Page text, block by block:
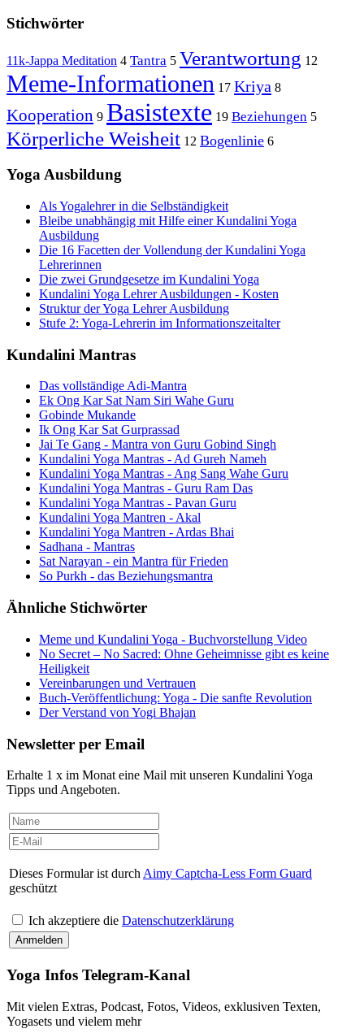
Stichwörter
11k-Jappa Meditation 4 Tantra 5 Verantwortung 12
Meme-Informationen 17 Kriya 8
Kooperation 9 Basistexte 19 Beziehungen 5
Körperliche Weisheit 12 Bogenlinie 6
Yoga Ausbildung
Als Yogalehrer in die Selbständigkeit
Bleibe unabhängig mit Hilfe einer Kundalini Yoga
Ausbildung
Die 16 Facetten der Vollendung der Kundalini Yoga
Lehrerinnen
Die zwei Grundgesetze im Kundalini Yoga
Kundalini Yoga Lehrer Ausbildungen - Kosten
Struktur der Yoga Lehrer Ausbildung
Stufe 2: Yoga-Lehrerin im Informationszeitalter
Kundalini Mantras
Das vollständige Adi-Mantra
Ek Ong Kar Sat Nam Siri Wahe Guru
Gobinde Mukande
Ik Ong Kar Sat Gurprassad
Jai Te Gang - Mantra von Guru Gobind Singh
Kundalini Yoga Mantras - Ad Gureh Nameh
Kundalini Yoga Mantras - Ang Sang Wahe Guru
Kundalini Yoga Mantras - Guru Ram Das
Kundalini Yoga Mantras - Pavan Guru
Kundalini Yoga Mantren - Akal
Kundalini Yoga Mantren - Ardas Bhai
Sadhana - Mantras
Sat Narayan - ein Mantra für Frieden
So Purkh - das Beziehungsmantra
Ähnliche Stichwörter
Meme und Kundalini Yoga - Buchvorstellung Video
No Secret – No Sacred: Ohne Geheimnisse gibt es keine
Heiligkeit
Vereinbarungen und Vertrauen
Buch-Veröffentlichung: Yoga - Die sanfte Revolution
Der Verstand von Yogi Bhajan
Newsletter per Email
Erhalte 1 x im Monat eine Mail mit unseren Kundalini Yoga
Tipps und Angeboten.
Dieses Formular ist durch Aimy Captcha-Less Form Guard
geschützt
Ich akzeptiere die Datenschutzerklärung
Yoga Infos Telegram-Kanal
Mit vielen Extras, Podcast, Fotos, Videos, exklusiven Texten,
Yogasets und vielem mehr